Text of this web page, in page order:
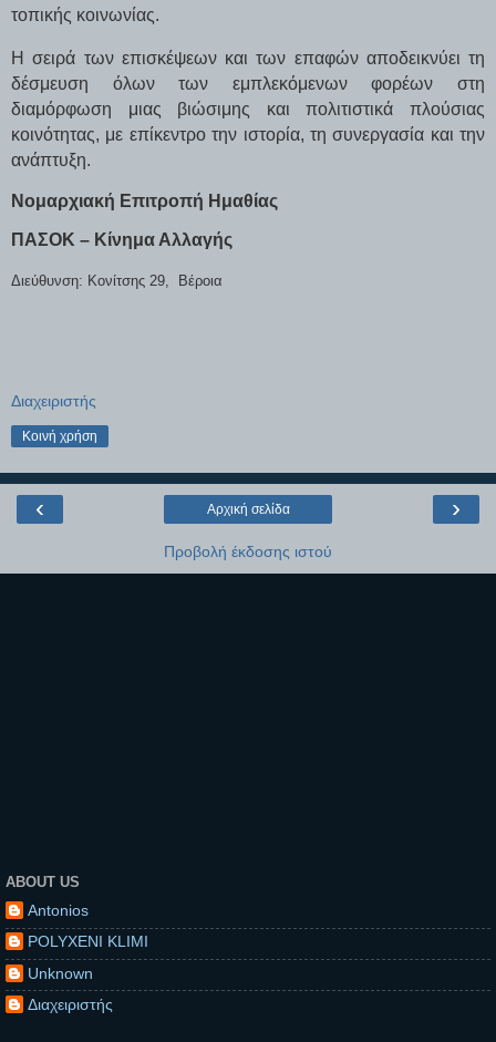
τοπικής κοινωνίας.
Η σειρά των επισκέψεων και των επαφών αποδεικνύει τη
δέσμευση όλων των εμπλεκόμενων φορέων στη
διαμόρφωση μιας βιώσιμης και πολιτιστικά πλούσιας
κοινότητας, με επίκεντρο την ιστορία, τη συνεργασία και την
ανάπτυξη.
Νομαρχιακή Επιτροπή Ημαθίας
ΠΑΣΟΚ – Κίνημα Αλλαγής
Διεύθυνση: Κονίτσης 29, Βέροια
Διαχειριστής
Κοινή χρήση
‹ ›
Αρχική σελίδα
Προβολή έκδοσης ιστού
ABOUT US
Antonios
POLYXENI KLIMI
Unknown
Διαχειριστής